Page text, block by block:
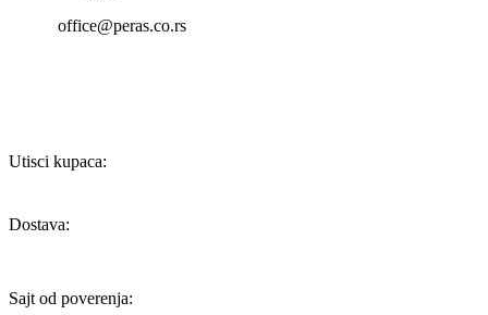
office@peras.co.rs
Utisci kupaca:
Dostava:
Sajt od poverenja: